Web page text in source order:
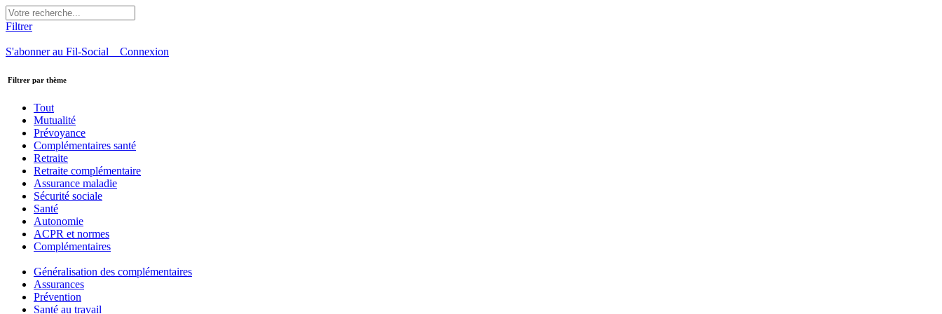
Filtrer
S'abonner au Fil-Social Connexion
Filtrer par thème
Tout
Mutualité
Prévoyance
Complémentaires santé
Retraite
Retraite complémentaire
Assurance maladie
Sécurité sociale
Santé
Autonomie
ACPR et normes
Complémentaires
Généralisation des complémentaires
Assurances
Prévention
Santé au travail